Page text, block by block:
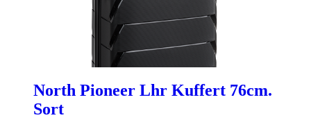
North Pioneer Lhr Kuffert 76cm.
Sort